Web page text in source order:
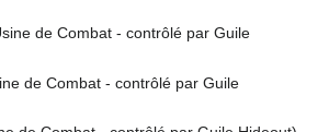
de Combat - contrôlé par Guile
de Combat - contrôlé par Guile